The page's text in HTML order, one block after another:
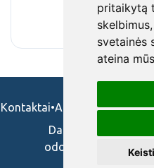
pritaikytą
svetainės
ateina
Kontaktai•Apie mus•
Darbo skelbimai ir
odontologams,